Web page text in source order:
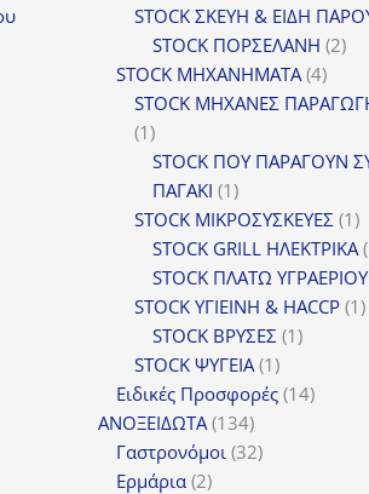
STOCK ΣΚΕΥΗ & ΕΙΔΗ
STOCK ΠΟΡΣΕΛΑΝΗ 22
STOCK ΜΗΧΑΝΗΜΑΤΑ 44
STOCK ΜΗΧΑΝΕΣ
11
προϊόν
STOCK ΠΟΥ ΠΑΡΑΓΟΥΝ
ΠΑΓΑΚΙ 11
προϊόν
STOCK ΜΙΚΡΟΣΥΣΚΕΥΕΣ 11
STOCK GRILL ΗΛΕΚΤΡΙΚΑ
STOCK ΠΛΑΤΩ ΥΓΡΑΕΡΙΟΥ
STOCK ΥΓΙΕΙΝΗ & HACCP 11
STOCK ΒΡΥΣΕΣ 11
STOCK ΨΥΓΕΙΑ 11
προϊόν
Ειδικές Προσφορές 1414
ΑΝΟΞΕΙΔΩΤΑ 134134
προϊόντα
Γαστρονόμοι 3232
Ερμάρια 22